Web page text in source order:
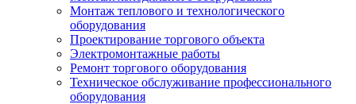
Монтаж теплового и технологического
оборудования
Проектирование торгового объекта
Электромонтажные работы
Ремонт торгового оборудования
Техническое обслуживание профессионального
оборудования